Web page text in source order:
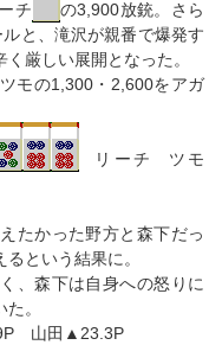
チ
の3,900放銃。さら
と、滝沢が親番で爆発す
厳しい展開となった。
モの1,300・2,600をアガ
リーチ ツモ
たかった野方と森下だっ
という結果に。
、森下は自身への怒りに
。
山田▲23.3P